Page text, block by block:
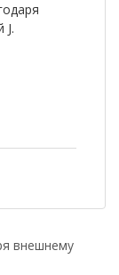
J.
внешнему